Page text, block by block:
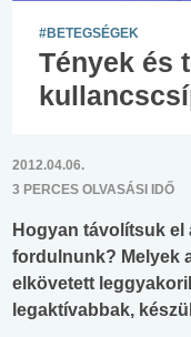
#BETEGSÉGEK
Tények és
2012.04.06.
3 PERCES OLVASÁSI IDŐ
Hogyan távolítsuk
fordulnunk? Melyek
elkövetett
legaktívabbak,